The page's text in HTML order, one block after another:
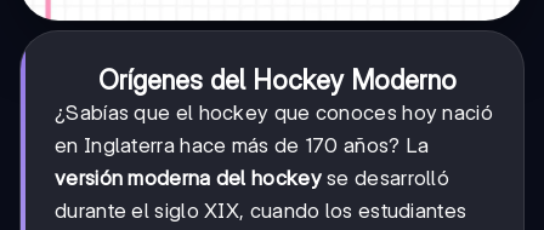
Orígenes del Hockey Moderno
¿Sabías que el hockey que conoces hoy nació
en Inglaterra hace más de 170 años? La
versión moderna del hockeyse desarrolló
durante el siglo XIX, cuando los estudiantes